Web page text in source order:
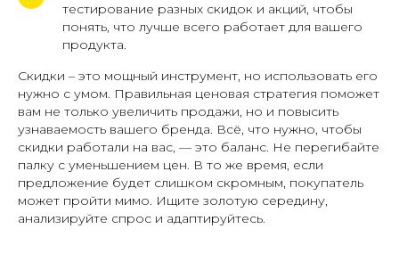
тестирование разных скидок и акций, чтобы
понять, что лучше всего работает для вашего
продукта.
Скидки – это мощный инструмент, но использовать его
нужно с умом. Правильная ценовая стратегия поможет
вам не только увеличить продажи, но и повысить
узнаваемость вашего бренда. Всё, что нужно, чтобы
скидки работали на вас, — это баланс. Не перегибайте
палку с уменьшением цен. В то же время, если
предложение будет слишком скромным, покупатель
может пройти мимо. Ищите золотую середину,
анализируйте спрос и адаптируйтесь.